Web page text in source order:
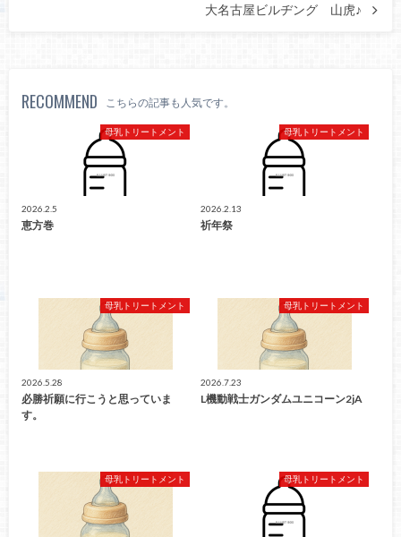
大名古屋ビルヂング 山虎♪
RECOMMEND こちらの記事も人気です。
母乳トリートメント
2026.2.5
恵方巻
母乳トリートメント
2026.2.13
祈年祭
母乳トリートメント
2026.5.28
必勝祈願に行こうと思っていま
す。
母乳トリートメント
2026.7.23
L機動戦士ガンダムユニコーン2jA
母乳トリートメント 母乳トリートメント